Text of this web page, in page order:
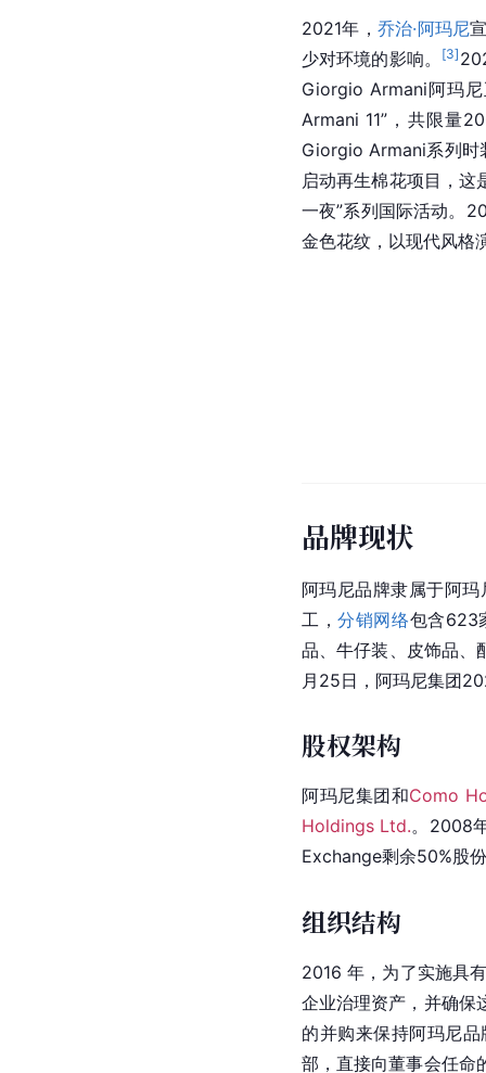
2021年， 乔治·阿玛尼
少对环境的影响。
[3]
Giorgio Armani阿玛
Armani 11”，共限量
Giorgio Armani系列时
启动再生棉花项目，这
一夜”系列国际活动。
金色花纹，以现代风格
品牌现状
阿玛尼品牌隶属于阿
工，分销网络包含623
品、牛仔装、皮饰品、
月25日，阿玛尼集团
股权架构
阿玛尼集团和Como
Holdings Ltd.。2008
Exchange剩余50%股
组织结构
2016 年，为了实施具
企业治理资产，并确保
的并购来保持阿玛尼
部，直接向董事会任命